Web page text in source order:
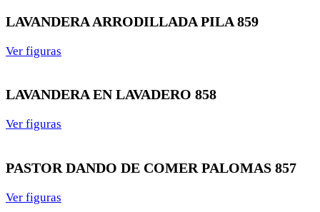
LAVANDERA ARRODILLADA PILA 859
Ver figuras
LAVANDERA EN LAVADERO 858
Ver figuras
PASTOR DANDO DE COMER PALOMAS 857
Ver figuras